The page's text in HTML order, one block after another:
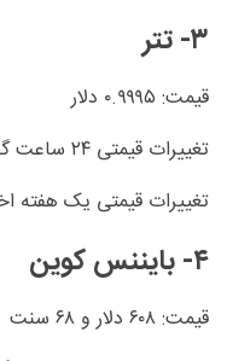
۳- تتر
قیمت: ۰.۹۹۹۵ دلار
تغییرات قیمتی ۲۴ ساعت گذشته: صفر درصد افزایش
تغییرات قیمتی یک هفته
۴- بایننس کوین
قیمت: ۶۰۸ دلار و ۶۸ سنت